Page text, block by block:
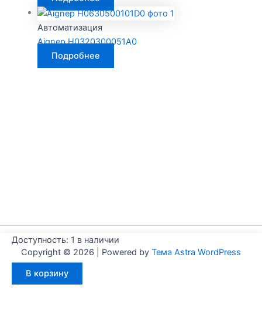
Автоматизация
Aignep H0320300051A0
Подробнее
Copyright © 2026 | Powered by Тема Astra WordPress
Доступность: 1 в наличии
товара
В корзину